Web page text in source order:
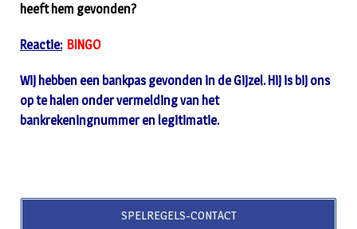
heeft hem gevonden?
Reactie: BINGO
Wij hebben een bankpas gevonden in de Gijzel. Hij is bij ons
op te halen onder vermelding van het
bankrekeningnummer en legitimatie.
SPELREGELS-CONTACT